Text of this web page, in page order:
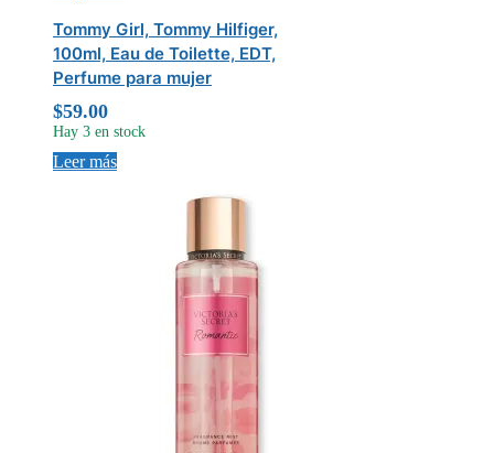
Tommy Girl, Tommy Hilfiger,
100ml, Eau de Toilette, EDT,
Perfume para mujer
$59.00
Hay 3 en stock
Leer más